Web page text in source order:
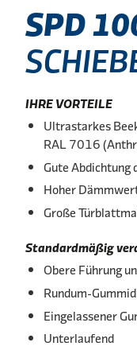
SPD
IHRE VORTEILE
Ultrastarkes
RAL 7016
Gute
Hoher
Große
Standardmäßig
Obere Führung
Rundum-
Eingelassener
Unterlaufend